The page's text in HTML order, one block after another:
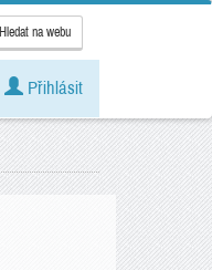
Hledat na webu
Přihlásit